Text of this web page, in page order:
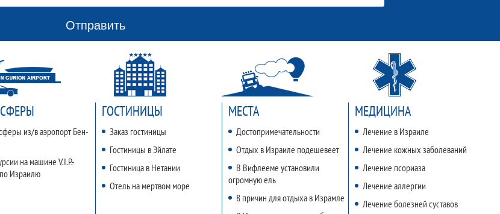
Отправить
из/в аэропорт Бен-
на машине V.I.P.-
Израилю
ГОСТИНИЦЫ
Заказ гостиницы
Гостиницы в Эйлате
Гостиница в Нетании
Отель на мертвом море
МЕСТА
Достопримечательности
Отдых в Израиле подешевеет
В Вифлееме установили
огромную ель
8 причин для отдыха в Израмле
МЕДИЦИНА
Лечение в Израиле
Лечение кожных заболеваний
Лечение псориаза
Лечение аллергии
Лечение болезней суставов